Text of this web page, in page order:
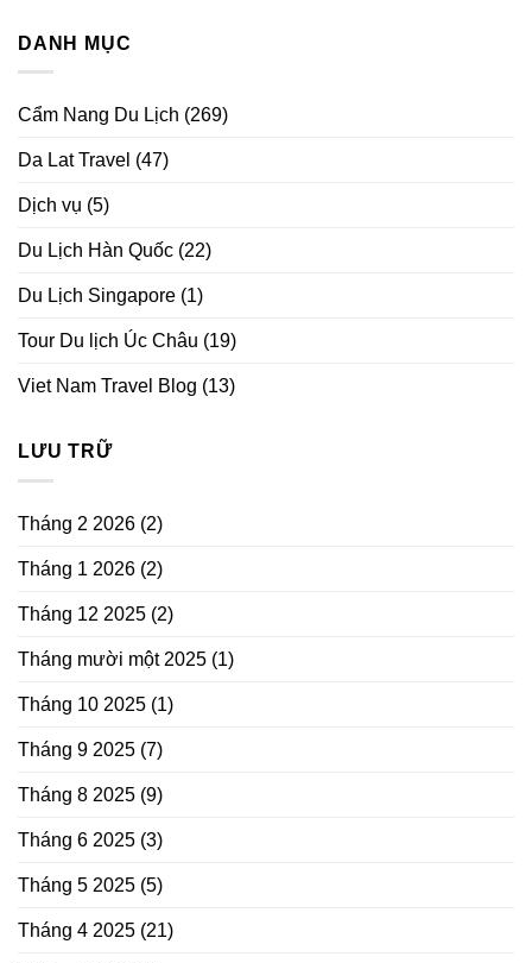
DANH MỤC
Cẩm Nang Du Lịch (269)
Da Lat Travel (47)
Dịch vụ (5)
Du Lịch Hàn Quốc (22)
Du Lịch Singapore (1)
Tour Du lịch Úc Châu (19)
Viet Nam Travel Blog (13)
LƯU TRỮ
Tháng 2 2026 (2)
Tháng 1 2026 (2)
Tháng 12 2025 (2)
Tháng mười một 2025 (1)
Tháng 10 2025 (1)
Tháng 9 2025 (7)
Tháng 8 2025 (9)
Tháng 6 2025 (3)
Tháng 5 2025 (5)
Tháng 4 2025 (21)